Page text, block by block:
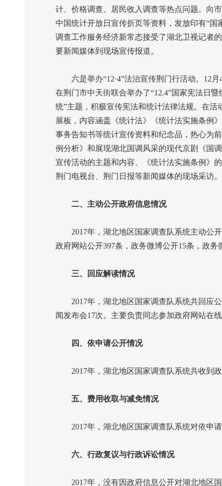
计、价格调查、居民收入调查等热点问题。向
中国统计开放日宣传折页等资料，发放印有“
调查工作服务经济新常态接受了湖北卫视记者
要新闻媒体到现场宣传报道。
六是举办“12·4”法治宣传荆门行活动。 12 月
在荆门市中天街联合举办了“12.4”国家宪法日
统”主题，积极宣传宪法和统计法律法规。在
展板，内容涵盖《统计法》《统计法实施条例
事务告知书等统计宣传资料和纪念品，热心为
例分析》和展现湖北国调风采的现代京剧《国
宣传活动的主题和内容、《统计法实施条例》
荆门电视台、荆门日报等新闻媒体的现场采访。
二、主动公开政府信息情况
2017年，湖北地区国家调查队系统主动公
政府网站公开397条，政务微博公开15条，政务
三、回应解读情况
2017年，湖北地区国家调查队系统共回应
闻发布会17次。主要负责同志参加政府网站在
四、依申请公开情况
2017年，湖北地区国家调查队系统共收到
五、费用收取与减免情况
2017年，湖北地区国家调查队系统对依申
六、行政复议与行政诉讼情况
2017年，没有因政府信息公开对湖北地区